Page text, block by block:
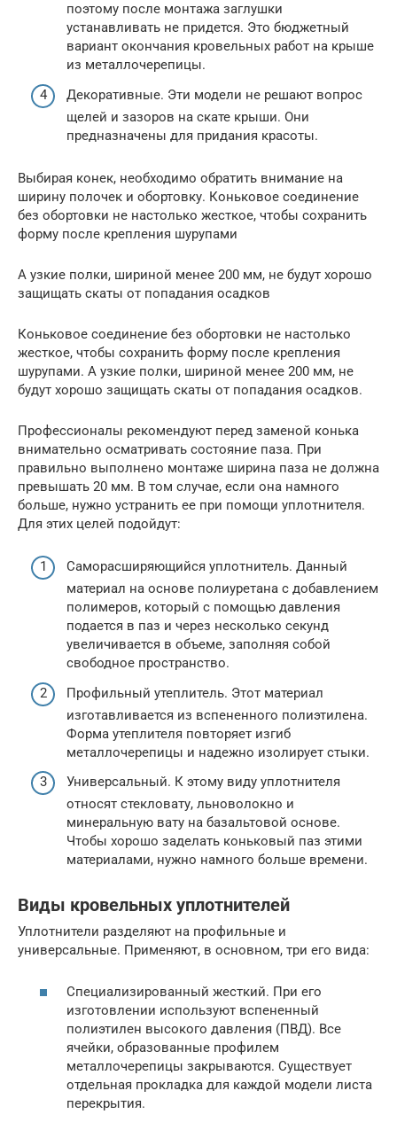
поэтому после монтажа заглушки
устанавливать не придется. Это бюджетный
вариант окончания кровельных работ на крыше
из металлочерепицы.
Декоративные. Эти модели не решают вопрос
щелей и зазоров на скате крыши. Они
предназначены для придания красоты.
Выбирая конек, необходимо обратить внимание на
ширину полочек и обортовку. Коньковое соединение
без обортовки не настолько жесткое, чтобы сохранить
форму после крепления шурупами
А узкие полки, шириной менее 200 мм, не будут хорошо
защищать скаты от попадания осадков
Коньковое соединение без обортовки не настолько
жесткое, чтобы сохранить форму после крепления
шурупами. А узкие полки, шириной менее 200 мм, не
будут хорошо защищать скаты от попадания осадков.
Профессионалы рекомендуют перед заменой конька
внимательно осматривать состояние паза. При
правильно выполнено монтаже ширина паза не должна
превышать 20 мм. В том случае, если она намного
больше, нужно устранить ее при помощи уплотнителя.
Для этих целей подойдут:
Саморасширяющийся уплотнитель. Данный
материал на основе полиуретана с добавлением
полимеров, который с помощью давления
подается в паз и через несколько секунд
увеличивается в объеме, заполняя собой
свободное пространство.
Профильный утеплитель. Этот материал
изготавливается из вспененного полиэтилена.
Форма утеплителя повторяет изгиб
металлочерепицы и надежно изолирует стыки.
Универсальный. К этому виду уплотнителя
относят стекловату, льноволокно и
минеральную вату на базальтовой основе.
Чтобы хорошо заделать коньковый паз этими
материалами, нужно намного больше времени.
Виды кровельных уплотнителей
Уплотнители разделяют на профильные и
универсальные. Применяют, в основном, три его вида:
Специализированный жесткий. При его
изготовлении используют вспененный
полиэтилен высокого давления (ПВД). Все
ячейки, образованные профилем
металлочерепицы закрываются. Существует
отдельная прокладка для каждой модели листа
перекрытия.